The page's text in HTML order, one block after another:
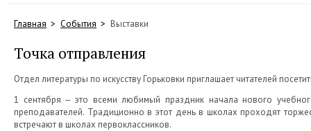
Главная События Выставки
Точка отправления
Отдел литературы по искусству Горьковки приглашает читателей
1 сентября ‒ это всеми любимый праздник начала нового
преподавателей. Традиционно в этот день в школах проходят
встречают в школах первоклассников.